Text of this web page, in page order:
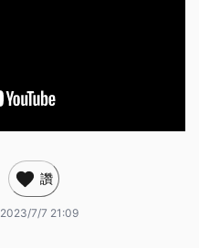
讚
2023/7/7 21:09